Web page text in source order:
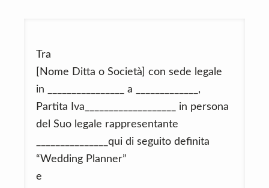
Tra
[Nome Ditta o Società] con sede legale
in ________________ a _____________,
Partita Iva___________________ in persona
del Suo legale rappresentante
_______________qui di seguito definita
“Wedding Planner”
e